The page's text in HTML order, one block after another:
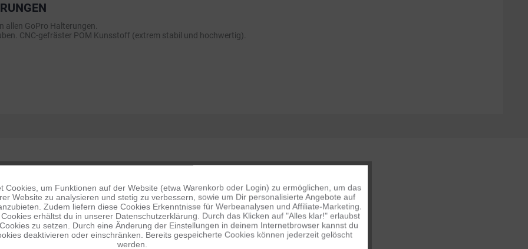
allen GoPro Halterungen.
CNC-gefräster POM Kunsstoff (extrem stabil und hochwertig).
Aktiv
Inaktiv
Cookies, um Funktionen auf der Website (etwa Warenkorb oder Login) zu ermöglichen, um das
Website zu analysieren und stetig zu verbessern, sowie um Dir personalisierte Angebote auf
Zudem liefern diese Cookies Erkenntnisse für Werbeanalysen und Affiliate-Marketing.
erhältst du in unserer Datenschutzerklärung. Durch das Klicken auf "Alles klar!" erlaubst
zu setzen. Durch eine Änderung der Einstellungen in deinem Internetbrowser kannst du
deaktivieren oder einschränken. Bereits gespeicherte Cookies können jederzeit gelöscht
werden.